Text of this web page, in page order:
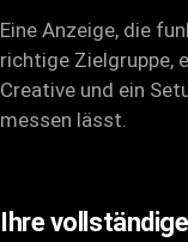
Eine Anzeige, die
richtige Zielgruppe,
Creative und ein
messen lässt.
Ihre